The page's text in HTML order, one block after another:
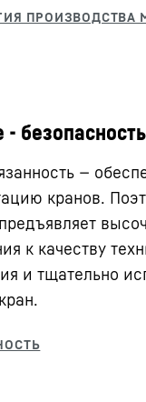
- безопасность
—
кранов.
к качеству
и тщательно